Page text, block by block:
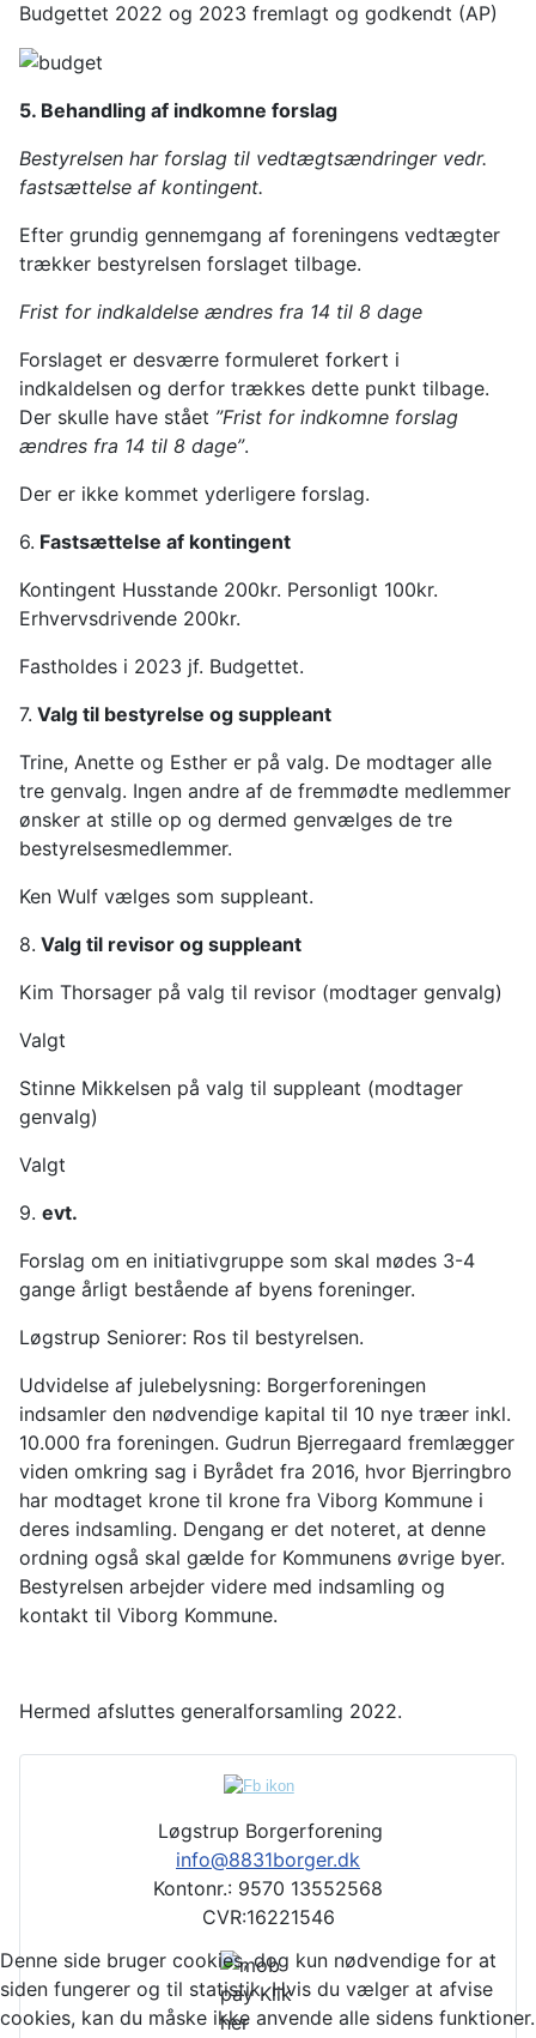
Budgettet 2022 og 2023 fremlagt og godkendt (AP)
5. Behandling af indkomne forslag
Bestyrelsen har forslag til vedtægtsændringer vedr.
fastsættelse af kontingent.
Efter grundig gennemgang af foreningens vedtægter
trækker bestyrelsen forslaget tilbage.
Frist for indkaldelse ændres fra 14 til 8 dage
Forslaget er desværre formuleret forkert i
indkaldelsen og derfor trækkes dette punkt tilbage.
Der skulle have stået ”Frist for indkomne forslag
ændres fra 14 til 8 dage”.
Der er ikke kommet yderligere forslag.
6. Fastsættelse af kontingent
Kontingent Husstande 200kr. Personligt 100kr.
Erhvervsdrivende 200kr.
Fastholdes i 2023 jf. Budgettet.
7. Valg til bestyrelse og suppleant
Trine, Anette og Esther er på valg. De modtager alle
tre genvalg. Ingen andre af de fremmødte medlemmer
ønsker at stille op og dermed genvælges de tre
bestyrelsesmedlemmer.
Ken Wulf vælges som suppleant.
8. Valg til revisor og suppleant
Kim Thorsager på valg til revisor (modtager genvalg)
Valgt
Stinne Mikkelsen på valg til suppleant (modtager
genvalg)
Valgt
9. evt.
Forslag om en initiativgruppe som skal mødes 3-4
gange årligt bestående af byens foreninger.
Løgstrup Seniorer: Ros til bestyrelsen.
Udvidelse af julebelysning: Borgerforeningen
indsamler den nødvendige kapital til 10 nye træer inkl.
10.000 fra foreningen. Gudrun Bjerregaard fremlægger
viden omkring sag i Byrådet fra 2016, hvor Bjerringbro
har modtaget krone til krone fra Viborg Kommune i
deres indsamling. Dengang er det noteret, at denne
ordning også skal gælde for Kommunens øvrige byer.
Bestyrelsen arbejder videre med indsamling og
kontakt til Viborg Kommune.
Hermed afsluttes generalforsamling 2022.
Løgstrup Borgerforening
info@8831borger.dk
Kontonr.: 9570 13552568
CVR:16221546
Denne side bruger cookies, dog kun nødvendige for at
siden fungerer og til statistik. Hvis du vælger at afvise
cookies, kan du måske ikke anvende alle sidens funktioner.